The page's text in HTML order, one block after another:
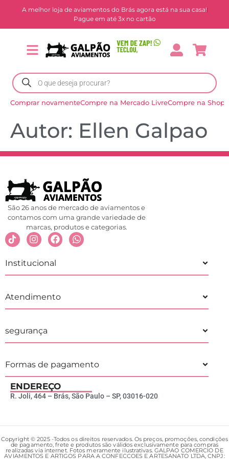
A melhor loja de aviamentos do Brás agora está na sua casa!
Pague em até 3x no cartão
Comprar novamenteCompre na Mercado LivreCompre na
Autor: Ellen Galpao
São 26 anos de mercado de aviamentos e
contamos com uma grande variedade de
marcas, produtos e categorias.
Institucional
Atendimento
segurança
Formas de pagamento
ENDEREÇO
R. Joli, 464 – Brás, São Paulo – SP, 03016-020
Copyright © 2025 -Todos os direitos reservados. Os preços, promoções, condições
de pagamento, frete e produtos são válidos exclusivamente para compras
realizadas via internet. Fotos meramente ilustrativas. GALPAO COMERCIO DE
AVIAMENTOS E ARTIGOS PARA A CONFECCOES E ARTESANATO LTDA, CNPJ: